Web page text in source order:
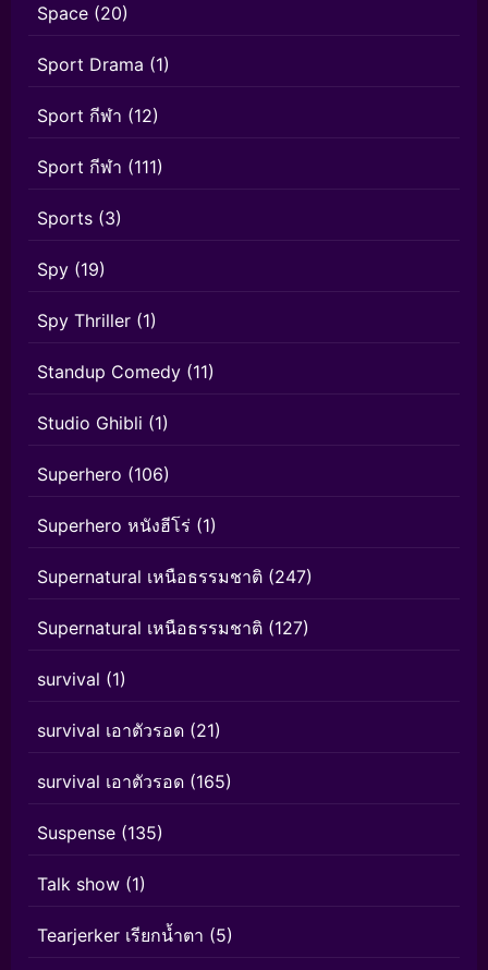
Space (20)
Sport Drama (1)
Sport กีฬา (12)
Sport กีฬา (111)
Sports (3)
Spy (19)
Spy Thriller (1)
Standup Comedy (11)
Studio Ghibli (1)
Superhero (106)
Superhero หนังฮีโร่ (1)
Supernatural เหนือธรรมชาติ (247)
Supernatural เหนือธรรมชาติ (127)
survival (1)
survival เอาตัวรอด (21)
survival เอาตัวรอด (165)
Suspense (135)
Talk show (1)
Tearjerker เรียกน้ำตา (5)